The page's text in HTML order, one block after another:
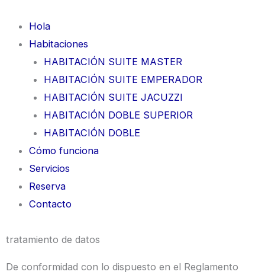
Hola
Habitaciones
HABITACIÓN SUITE MASTER
HABITACIÓN SUITE EMPERADOR
HABITACIÓN SUITE JACUZZI
HABITACIÓN DOBLE SUPERIOR
HABITACIÓN DOBLE
Cómo funciona
Servicios
Reserva
Contacto
tratamiento de datos
De conformidad con lo dispuesto en el Reglamento